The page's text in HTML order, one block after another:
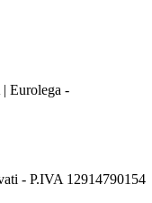
Eurolega -
- P.IVA 12914790154